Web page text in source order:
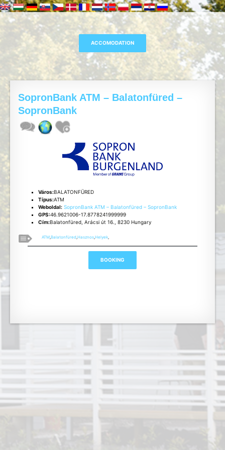
SopronBank ATM – Balatonfüred –
SopronBank
Város:BALATONFÜRED
Típus:ATM
Weboldal: SopronBank ATM – Balatonfüred – SopronBank
GPS:46.9621006-17.8778241999999
Cím:Balatonfüred, Arácsi út 16., 8230 Hungary
ATM,Balatonfüred,Hasznos,Helyek,